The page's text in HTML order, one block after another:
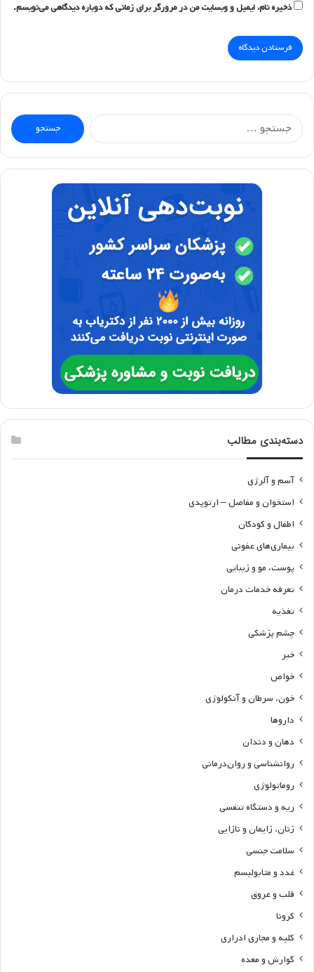
ذخیره نام، ایمیل و وبسایت من در مرورگر برای زمانی که دوباره دیدگاهی می‌نویسم.
جستجو
برای:
دسته‌بندی مطالب
آسم و آلرژی
استخوان و مفاصل – ارتوپدی
اطفال و کودکان
بیماری‌های عفونی
پوست، مو و زیبایی
تعرفه خدمات درمان
تغذیه
چشم پزشکی
خبر
خواص
خون، سرطان و آنکولوژی
داروها
دهان و دندان
روانشناسی و روان‌درمانی
روماتولوژی
ریه و دستگاه تنفسی
زنان، زایمان و نازایی
سلامت جنسی
غدد و متابولیسم
قلب و عروق
کرونا
کلیه و مجاری ادراری
گوارش و معده